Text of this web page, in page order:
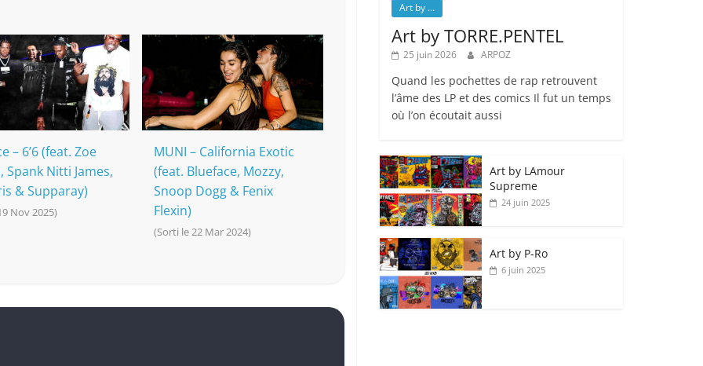
– 6’6 (feat. Zoe
Spank Nitti James,
& Supparay)
Nov 2025)
MUNI – California Exotic
(feat. Blueface, Mozzy,
Snoop Dogg & Fenix
Flexin)
(Sorti le 22 Mar 2024)
Art by ...
Art by TORRE.PENTEL
25 juin 2026 ARPOZ
Quand les pochettes de rap retrouvent
l’âme des LP et des comics Il fut un temps
où l’on écoutait aussi
Art by LAmour
Supreme
24 juin 2025
Art by P‑Ro
6 juin 2025